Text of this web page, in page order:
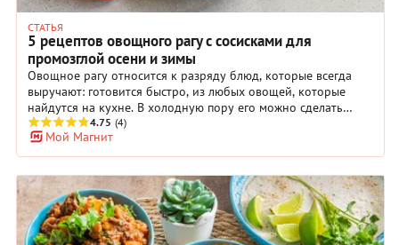
СТАТЬЯ
5 рецептов овощного рагу с сосисками для
промозглой осени и зимы
Овощное рагу относится к разряду блюд, которые всегда
выручают: готовится быстро, из любых овощей, которые
найдутся на кухне. В холодную пору его можно сделать
более питательным, если добавить к картошке, капусте или
кабачкам сосиски. Мясные полуфабрикаты отлично
сочетаются с самыми разными плодами и, что немаловажно,
их не нужно долго жарить или тушить, в отличие от мяса.
Как приготовить овощное рагу с сосисками в разных
вариантах и сочетаниях, расскажем в рецептах. Выбирайте
понравившийся, и сытный ужин для всей семьи будет готов
буквально через полчаса.
4.75 (4)
Мой Магнит